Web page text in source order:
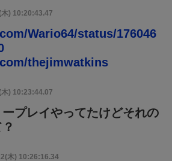
) 10:20:43.47
Wario64/status/176046
thejimwatkins
) 10:23:44.07
プレイやってたけどそれの
木) 10:26:16.34